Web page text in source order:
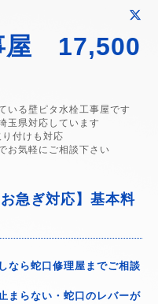
屋 17,500
いる壁ピタ水栓工事屋です
玉県対応しています
付けも対応
お気軽にご相談下さい
急ぎ対応】基本料
なら蛇口修理屋までご相談
まらない・蛇口のレバーが